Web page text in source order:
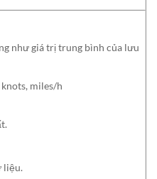
như giá trị trung bình của lưu
miles/h
liệu.